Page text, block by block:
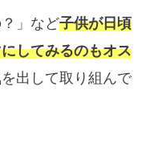
」など子供が日頃
してみるのもオス
出して取り組んで